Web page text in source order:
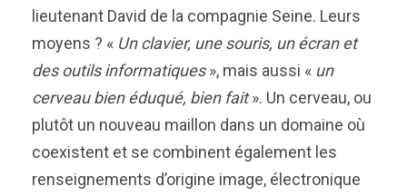
lieutenant David de la compagnie Seine. Leurs
moyens ? « Un clavier, une souris, un écran et
des outils informatiques», mais aussi « un
cerveau bien éduqué, bien fait». Un cerveau, ou
plutôt un nouveau maillon dans un domaine où
coexistent et se combinent également les
renseignements d’origine image, électronique